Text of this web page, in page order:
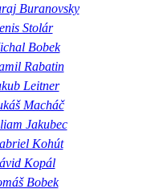
Buranovsky
Stolár
Bobek
Rabatin
Leitner
Macháč
Jakubec
Kohút
Kopál
Bobek